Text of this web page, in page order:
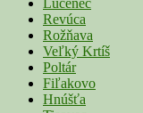
Lučenec
Revúca
Rožňava
Veľký Krtíš
Poltár
Fiľakovo
Hnúšťa